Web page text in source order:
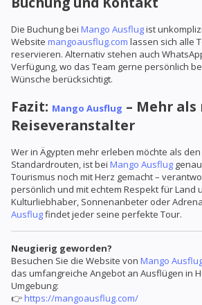
Die Buchung bei Mango Ausflugist
Website mangoausflug.com lassen sich alle
reservieren. Alternativ stehen auch
Verfügung, wo das Team gerne persönlich
Wünsche berücksichtigt.
Fazit: Mango Ausflug – Mehr als
Reiseveranstalter
Wer in Ägypten mehr erleben möchte als
Standardrouten, ist bei Mango Ausflug
Tourismus noch mit Herz gemacht –
persönlich und mit echtem Respekt für Land
Kulturliebhaber, Sonnenanbeter oder
Ausflugfindet jeder seine perfekte Tour.
Neugierig geworden?
Besuchen Sie die Website von Mango
das umfangreiche Angebot an Ausflügen in
Umgebung:
👉https://mangoausflug.com/